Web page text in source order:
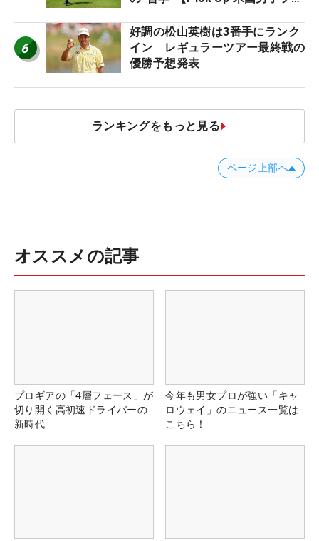
6
好調の松山英樹は3番手にランク
イン レギュラーツアー最終戦の
優勝予想発表
ランキングをもっと見る
ページ上部へ
オススメの記事
プロギアの「4層フェース」が
切り開く高初速ドライバーの
新時代
今年も男女プロが強い「キャ
ロウェイ」のニュース一覧は
こちら！